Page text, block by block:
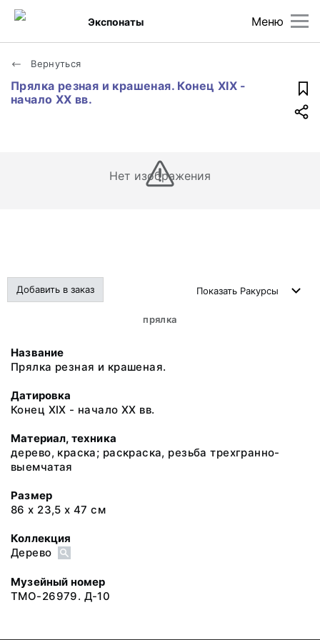
Меню
Экспонаты
Вернуться
Прялка резная и крашеная. Конец XIX -
начало XX вв.
Нет изображения
Добавить в заказ Показать Ракурсы
прялка
Название
Прялка резная и крашеная.
Датировка
Конец XIX - начало XX вв.
Материал, техника
дерево, краска; раскраска, резьба трехгранно-
выемчатая
Размер
86 х 23,5 х 47 см
Коллекция
Дерево
Музейный номер
ТМО-26979. Д-10